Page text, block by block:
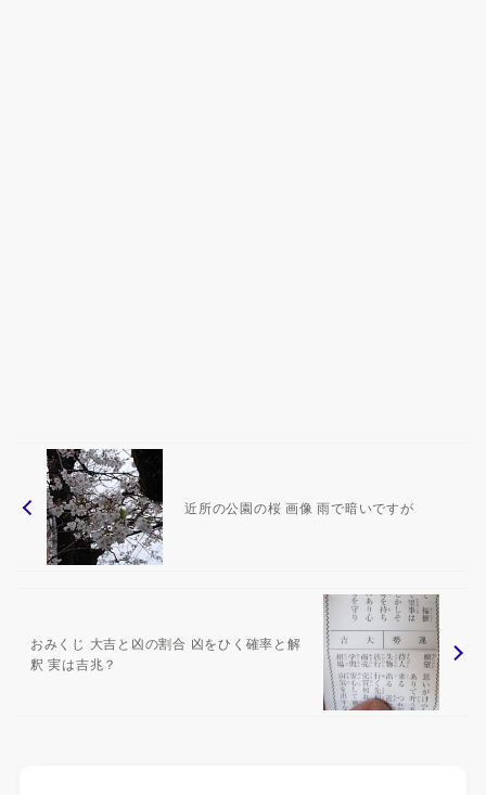
近所の公園の桜 画像 雨で暗いですが
おみくじ 大吉と凶の割合 凶をひく確率と解
釈 実は吉兆？